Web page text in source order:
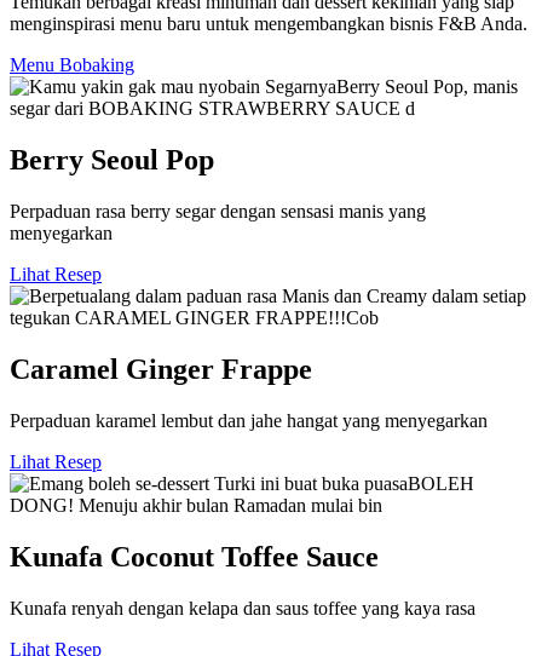
menginspirasi menu baru untuk mengembangkan bisnis F&B Anda.
Menu Bobaking
Berry Seoul Pop
Perpaduan rasa berry segar dengan sensasi manis yang
menyegarkan
Lihat Resep
Caramel Ginger Frappe
Perpaduan karamel lembut dan jahe hangat yang menyegarkan
Lihat Resep
Kunafa Coconut Toffee Sauce
Kunafa renyah dengan kelapa dan saus toffee yang kaya rasa
Lihat Resep